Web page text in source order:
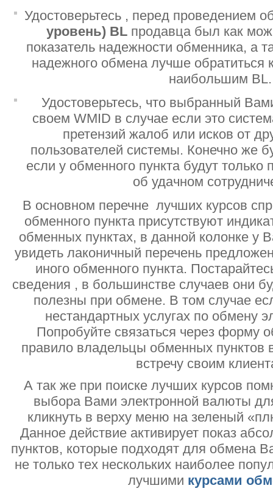
Удостоверьтесь , перед проведением
уровень) BL продавца был как
показатель надежности обменника, а
надежного обмена лучше
наибольшим BL.
Удостоверьтесь, что выбранный
своем WMID в случае если это
претензий жалоб или исков от
пользователей системы. Конечно же
если у обменного пункта будут
об удачном
В основном перечне лучших курсов
обменного пункта присутствуют
обменных пунктах, в данной колонке у
увидеть лаконичный перечень
иного обменного пункта.
сведения , в большинстве случаев они
полезны при обмене. В том случае
нестандартных услугах по обмену
Попробуйте связаться через форму
правило владельцы обменных пунктов
встречу своим
А так же при поиске лучших курсов
выбора Вами электронной валюты
кликнуть в верху меню на зеленый
Данное действие активирует показ
пунктов, которые подходят для обмена
не только тех нескольких наиболее
лучшими курсами